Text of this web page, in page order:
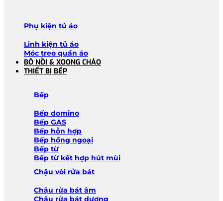
Phụ kiện tủ áo
Linh kiện tủ áo
Móc treo quần áo
BỘ NỒI & XOONG CHẢO
THIẾT BỊ BẾP
Bếp
Bếp domino
Bếp GAS
Bếp hỗn hợp
Bếp hồng ngoại
Bếp từ
Bếp từ kết hợp hút mùi
Chậu vòi rửa bát
Chậu rửa bát âm
Chậu rửa bát dương